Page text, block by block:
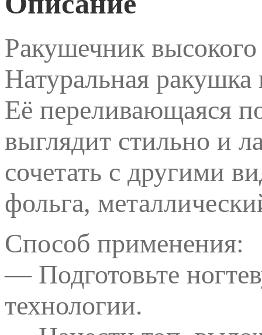
Ракушечник высокого
Натуральная
Её переливающаяся
выглядит стильно и
сочетать с другими
фольга,
Способ применения:
— Подготовьте
технологии.